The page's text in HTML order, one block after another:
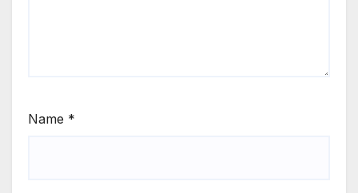
Name *